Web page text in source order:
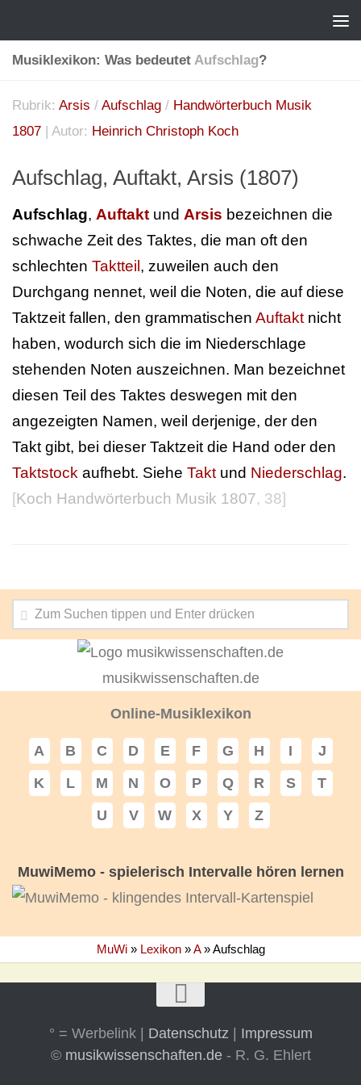
Musiklexikon: Was bedeutet Aufschlag?
Rubrik: Arsis / Aufschlag / Handwörterbuch Musik
1807 | Autor: Heinrich Christoph Koch
Aufschlag, Auftakt, Arsis (1807)
Aufschlag, Auftakt und Arsis bezeichnen die
schwache Zeit des Taktes, die man oft den
schlechten Taktteil, zuweilen auch den
Durchgang nennet, weil die Noten, die auf diese
Taktzeit fallen, den grammatischen Auftakt nicht
haben, wodurch sich die im Niederschlage
stehenden Noten auszeichnen. Man bezeichnet
diesen Teil des Taktes deswegen mit den
angezeigten Namen, weil derjenige, der den
Takt gibt, bei dieser Taktzeit die Hand oder den
Taktstock aufhebt. Siehe Takt und Niederschlag.
[Koch Handwörterbuch Musik 1807, 38]
musikwissenschaften.de
Online-Musiklexikon
A B C D E F G H I
J
K
L M N O P Q R S
T
U
V W X Y Z
MuwiMemo - spielerisch Intervalle hören lernen
MuWi» Lexikon»A»Aufschlag
° = Werbelink | Datenschutz
Impressum
© musikwissenschaften.de- R. G. Ehlert